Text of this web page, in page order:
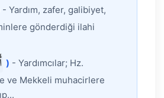
- Yardım, zafer, galibiyet,
gönderdiği ilahi
) - Yardımcılar; Hz.
ve Mekkeli muhacirlere